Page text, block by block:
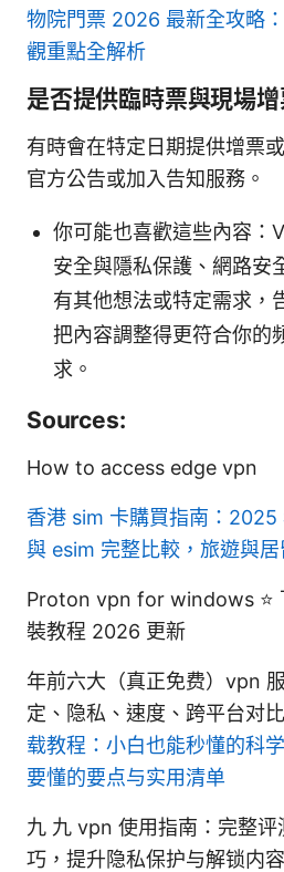
物院門票 2026 最新全攻略
觀重點全解析
是否提供臨時票與現場增
有時會在特定日期提供增票
官方公告或加入告知服務。
你可能也喜歡這些內容：
安全與隱私保護、網路安
有其他想法或特定需求，
把內容調整得更符合你的
求。
Sources:
How to access edge vpn
香港 sim 卡購買指南：2025
與 esim 完整比較，旅遊與
Proton vpn for windows ⭐
裝教程 2026 更新
年前六大（真正免费）vpn
定、隐私、速度、跨平台对比
载教程：小白也能秒懂的科
要懂的要点与实用清单
九 九 vpn 使用指南：完整评
巧，提升隐私保护与解锁内